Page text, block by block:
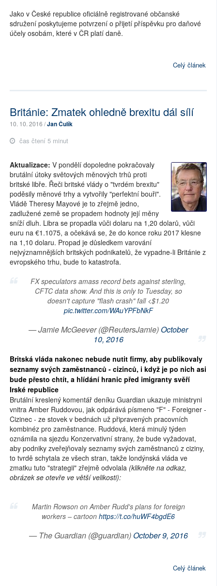
Jako v České republice oficiálně registrované občanské
sdružení poskytujeme potvrzení o přijetí příspěvku pro daňové
účely osobám, které v ČR platí daně.
Celý článek
Británie: Zmatek ohledně brexitu dál sílí
10. 10. 2016 /Jan Čulík
čas čtení 5 minut
Aktualizace: V pondělí dopoledne pokračovaly
brutální útoky světových měnových trhů proti
britské libře. Řeči britské vlády o "tvrdém brexitu"
poděsily měnové trhy a vytvořily "perfektní bouři".
Vládě Theresy Mayové je to zřejmě jedno,
zadlužené země se propadem hodnoty její měny
sníží dluh. Libra se propadla vůči dolaru na 1,20 dolarů, vůči
euru na €1.1075, a očekává se, že do konce roku 2017 klesne
na 1,10 dolaru. Propad je důsledkem varování
nejvýznamnějších britských podnikatelů, že vypadne-li Británie z
evropského trhu, bude to katastrofa.
FX speculators amass record bets against sterling,
CFTC data show. And this is only to Tuesday, so
doesn't capture "flash crash" fall <$1.20
pic.twitter.com/WAuYPFbNkF
— Jamie McGeever (@ReutersJamie)October
10, 2016
Britská vláda nakonec nebude nutit firmy, aby publikovaly
seznamy svých zaměstnanců - cizinců, i když je po nich asi
bude přesto chtít, a hlídání hranic před imigranty svěří
Irské republice
Brutální kreslený komentář deníku Guardian ukazuje ministryni
vnitra Amber Ruddovou, jak odpárává písmeno "F" - Foreigner -
Cizinec - ze stovek v bednách už připravených pracovních
kombinéz pro zaměstnance. Ruddová, která minulý týden
oznámila na sjezdu Konzervativní strany, že bude vyžadovat,
aby podniky zveřejňovaly seznamy svých zaměstnanců z ciziny,
to tvrdě schytala ze všech stran, takže londýnská vláda ve
zmatku tuto "strategii" zřejmě odvolala (klikněte na odkaz,
obrázek se otevře ve větší velikosti):
Martin Rowson on Amber Rudd's plans for foreign
workers – cartoon https://t.co/huWF4bgdE6
— The Guardian (@guardian)October 9, 2016
Celý článek